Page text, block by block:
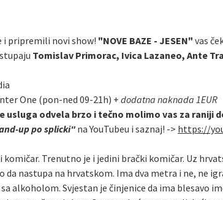
pripremili novi show! "NOVE BAZE - JESEN" vas
Tomislav Primorac, Ivica Lazaneo, Ante
One (pon-ned 09-21h) +dodatna naknada 1EUR
usluga odvela brzo i tečno molimo vas za raniji
up po splicki"na YouTubeu i saznaj! -> https://
Trenutno je i jedini brački komičar. Uz
nastupa na hrvatskom. Ima dva metra i ne, ne
alkoholom. Svjestan je činjenice da ima blesavo